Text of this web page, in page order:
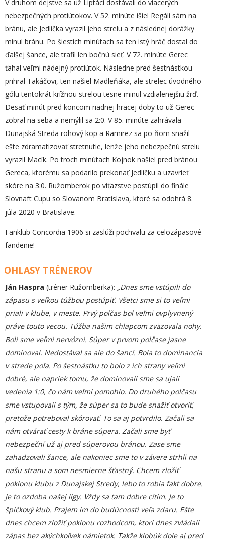
V druhom dejstve sa už Liptáci dostávali do viacerých
nebezpečných protiútokov. V 52. minúte išiel Regáli sám na
bránu, ale Jedlička vyrazil jeho strelu a z následnej dorážky
minul bránu. Po šiestich minútach sa ten istý hráč dostal do
ďalšej šance, ale trafil len bočnú sieť. V 72. minúte Gerec
ťahal veľmi nádejný protiútok. Následne pred šestnástkou
prihral Takáčovi, ten našiel Madleňáka, ale strelec úvodného
gólu tentokrát krížnou strelou tesne minul vzdialenejšiu žrď.
Desať minút pred koncom riadnej hracej doby to už Gerec
zobral na seba a nemýlil sa 2:0. V 85. minúte zahrávala
Dunajská Streda rohový kop a Ramirez sa po ňom snažil
ešte zdramatizovať stretnutie, lenže jeho nebezpečnú strelu
vyrazil Macík. Po troch minútach Kojnok našiel pred bránou
Gereca, ktorému sa podarilo prekonať Jedličku a uzavrieť
skóre na 3:0. Ružomberok po víťazstve postúpil do finále
Slovnaft Cupu so Slovanom Bratislava, ktoré sa odohrá 8.
júla 2020 v Bratislave.
Fanklub Concordia 1906 si zaslúži pochvalu za celozápasové
fandenie!
OHLASY TRÉNEROV
Ján Haspra (tréner Ružomberka): „Dnes sme vstúpili do
zápasu s veľkou túžbou postúpiť. Všetci sme si to veľmi
priali v klube, v meste. Prvý polčas bol veľmi ovplyvnený
práve touto vecou. Túžba našim chlapcom zväzovala nohy.
Boli sme veľmi nervózni. Súper v prvom polčase jasne
dominoval. Nedostával sa ale do šancí. Bola to dominancia
v strede poľa. Po šestnástku to bolo z ich strany veľmi
dobré, ale napriek tomu, že dominovali sme sa ujali
vedenia 1:0, čo nám veľmi pomohlo. Do druhého polčasu
sme vstupovali s tým, že súper sa to bude snažiť otvoriť,
pretože potreboval skórovať. To sa aj potvrdilo. Začali sa
nám otvárať cesty k bráne súpera. Začali sme byť
nebezpeční už aj pred súperovou bránou. Zase sme
zahadzovali šance, ale nakoniec sme to v závere strhli na
našu stranu a som nesmierne šťastný. Chcem zložiť
poklonu klubu z Dunajskej Stredy, lebo to robia fakt dobre.
Je to ozdoba našej ligy. Vždy sa tam dobre cítim. Je to
špičkový klub. Prajem im do budúcnosti veľa zdaru. Ešte
dnes chcem zložiť poklonu rozhodcom, ktorí dnes zvládali
zápas bez akýchkoľvek námietok. Takže klobúk dole aj pred